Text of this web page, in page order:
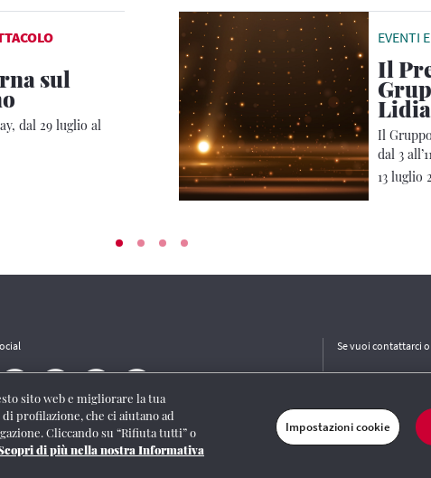
sul
dal 29 luglio al
EVENTI
Il
Lidia
Il
dal 3
13 luglio
Se vuoi contattarci
Società Consortile Fonografici 577/08|© Gruppo FS Italiane 2020|Mappa del sito
sito web e migliorare la tua
profilazione, che ci aiutano ad
Cliccando su “Rifiuta tutti” o
di più nella nostra Informativa
Impostazioni cookie